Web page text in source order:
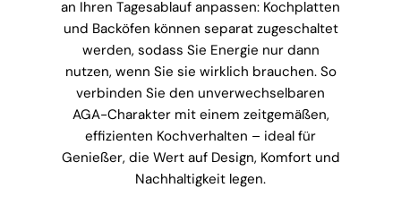
an Ihren Tagesablauf anpassen: Kochplatten
und Backöfen können separat zugeschaltet
werden, sodass Sie Energie nur dann
nutzen, wenn Sie sie wirklich brauchen. So
verbinden Sie den unverwechselbaren
AGA-Charakter mit einem zeitgemäßen,
effizienten Kochverhalten – ideal für
Genießer, die Wert auf Design, Komfort und
Nachhaltigkeit legen.